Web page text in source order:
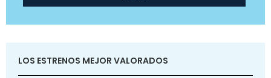
LOS ESTRENOS MEJOR VALORADOS